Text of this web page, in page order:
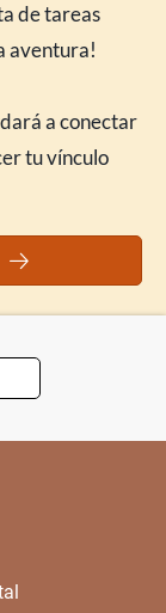
de tareas
aventura!
a conectar
tu vínculo